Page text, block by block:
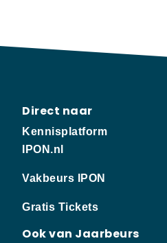
Direct naar
Kennisplatform
IPON.nl
Vakbeurs IPON
Gratis Tickets
Ook van Jaarbeurs